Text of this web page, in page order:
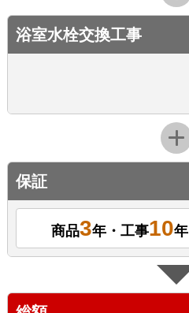
浴室水栓交換工事
保証
商品3年・工事10年